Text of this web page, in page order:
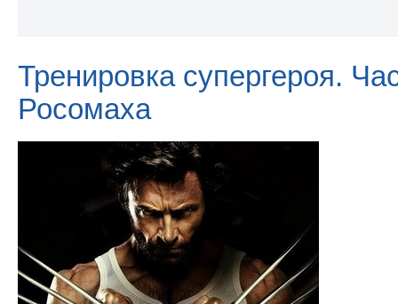
Тренировка супергероя.
Росомаха